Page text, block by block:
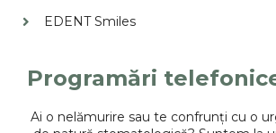
EDENT Smiles
Programări
Ai o nelămurire sau te confrunți cu o